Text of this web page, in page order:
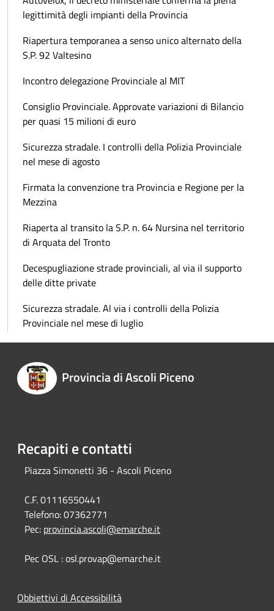
legittimità degli impianti della Provincia
Riapertura temporanea a senso unico alternato della
S.P. 92 Valtesino
Incontro delegazione Provinciale al MIT
Consiglio Provinciale. Approvate variazioni di Bilancio
per quasi 15 milioni di euro
Sicurezza stradale. I controlli della Polizia Provinciale
nel mese di agosto
Firmata la convenzione tra Provincia e Regione per la
Mezzina
Riaperta al transito la S.P. n. 64 Nursina nel territorio
di Arquata del Tronto
Decespugliazione strade provinciali, al via il supporto
delle ditte private
Sicurezza stradale. Al via i controlli della Polizia
Provinciale nel mese di luglio
Provincia di Ascoli Piceno
Recapiti e contatti
Piazza Simonetti 36 - Ascoli Piceno
C.F. 01116550441
Telefono:07362771
Pec: provincia.ascoli@emarche.it
Pec OSL : osl.provap@emarche.it
Obbiettivi di Accessibilità